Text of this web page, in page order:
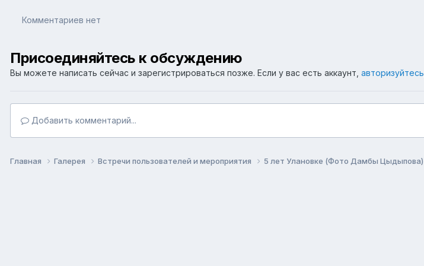
Комментариев нет
Присоединяйтесь к обсуждению
Вы можете написать сейчас и зарегистрироваться позже. Если у вас есть аккаунт, авторизуйтесь
Добавить комментарий...
Главная Галерея Встречи пользователей и мероприятия 5 лет Улановке (Фото Дамбы Цыдыпова)